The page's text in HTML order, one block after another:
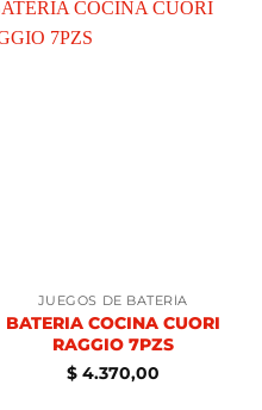
JUEGOS DE BATERÍA
BATERIA COCINA CUORI
RAGGIO 7PZS
$4.370,00